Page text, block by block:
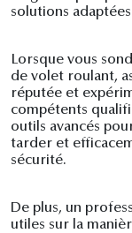
solutions
Lorsque vous
de volet roulant,
réputée et
compétents
outils avancés
tarder et
sécurité.
De plus, un
utiles sur la